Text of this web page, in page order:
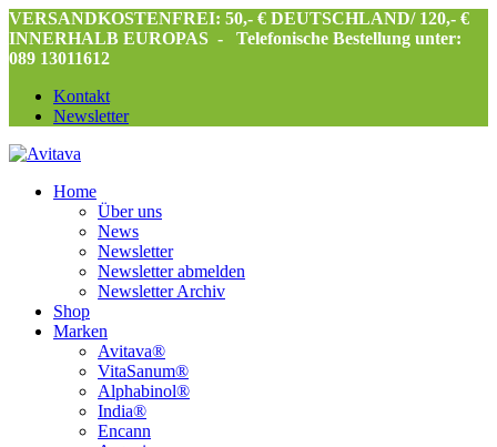
VERSANDKOSTENFREI: 50,- € DEUTSCHLAND/ 120,- €
INNERHALB EUROPAS -
Telefonische Bestellung unter:
089 13011612
Kontakt
Newsletter
Home
Über uns
News
Newsletter
Newsletter abmelden
Newsletter Archiv
Shop
Marken
Avitava®
VitaSanum®
Alphabinol®
India®
Encann